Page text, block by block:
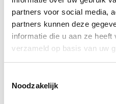
partners voor social media,
partners kunnen deze
informatie die u aan ze
verzameld op basis van uw
Noodzakelijk
FUSSRING AUS POLIERTEM